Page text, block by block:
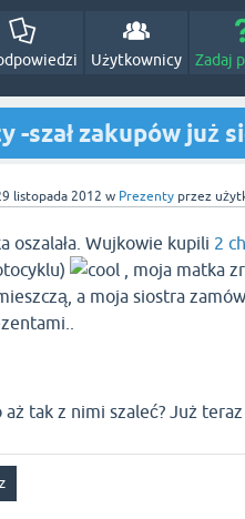
Użytkownicy Zadaj
szał zakupów już
listopada 2012 w Prezenty przez
oszalała. Wujkowie kupili 2
, moja matka
a moja siostra
tak z nimi szaleć? Już